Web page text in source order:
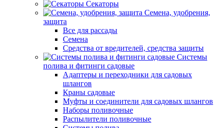
Секаторы
Семена, удобрения,
защита
Все для рассады
Семена
Средства от вредителей, средства защиты
Системы
полива и фитинги садовые
Адаптеры и переходники для садовых
шлангов
Краны садовые
Муфты и соединители для садовых шлангов
Наборы поливочные
Распылители поливочные